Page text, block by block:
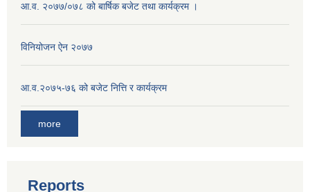
आ.व. २०७७/०७८ को बार्षिक बजेट तथा कार्यक्रम ।
विनियोजन ऐन २०७७
आ.व.२०७५-७६ को बजेट नित्ति र कार्यक्रम
more
Reports